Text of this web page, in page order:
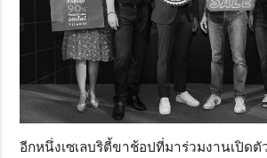
อีกหนึ่งเซเลบริตี้ขาช้อปที่มาร่วมงานเปิด